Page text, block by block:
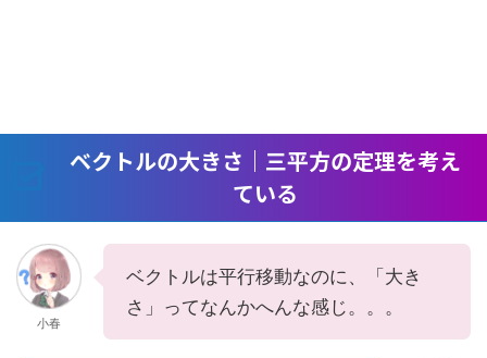
ベクトルの大きさ｜三平方の定理を考え
ている
小春
ベクトルは平行移動なのに、「大き
さ」ってなんかへんな感じ。。。